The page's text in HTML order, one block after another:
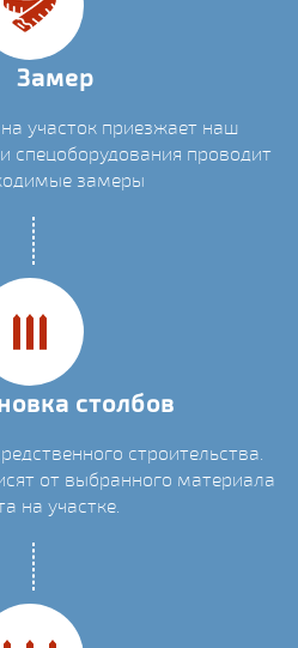
Замер
участок приезжает наш
спецоборудования проводит
замеры
столбов
строительства.
от выбранного материала
на участке.